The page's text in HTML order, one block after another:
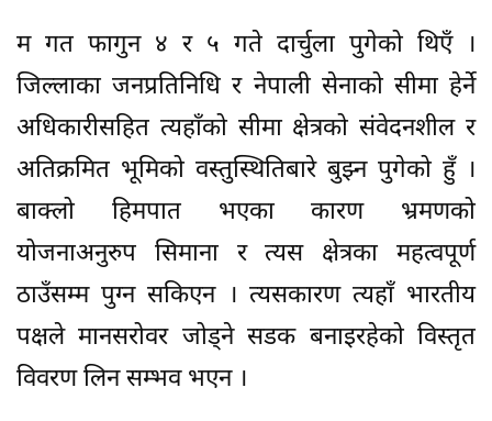
म गत फागुन ४ र ५ गते दार्चुला पुगेको थिएँ ।
जिल्लाका जनप्रतिनिधि र नेपाली सेनाको सीमा हेर्ने
अधिकारीसहित त्यहाँको सीमा क्षेत्रको संवेदनशील र
अतिक्रमित भूमिको वस्तुस्थितिबारे बुझ्न पुगेको हुँ ।
बाक्लो हिमपात भएका कारण भ्रमणको
योजनाअनुरुप सिमाना र त्यस क्षेत्रका महत्वपूर्ण
ठाउँसम्म पुग्न सकिएन । त्यसकारण त्यहाँ भारतीय
पक्षले मानसरोवर जोड्ने सडक बनाइरहेको विस्तृत
विवरण लिन सम्भव भएन ।